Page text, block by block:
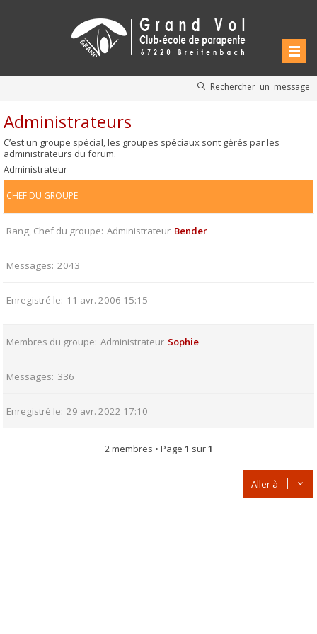
Rechercher un message
Administrateurs
C’est un groupe spécial, les groupes spéciaux sont gérés par les
administrateurs du forum.
Administrateur
CHEF DU GROUPE
Rang, Chef du groupe Administrateur Bender
Messages 2043
Enregistré le 11 avr. 2006 15:15
Membres du groupe Administrateur Sophie
Messages 336
Enregistré le 29 avr. 2022 17:10
2 membres • Page 1 sur1
Aller à